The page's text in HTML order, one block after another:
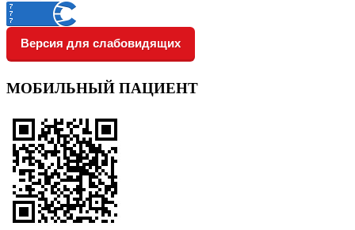
Версия для слабовидящих
МОБИЛЬНЫЙ ПАЦИЕНТ